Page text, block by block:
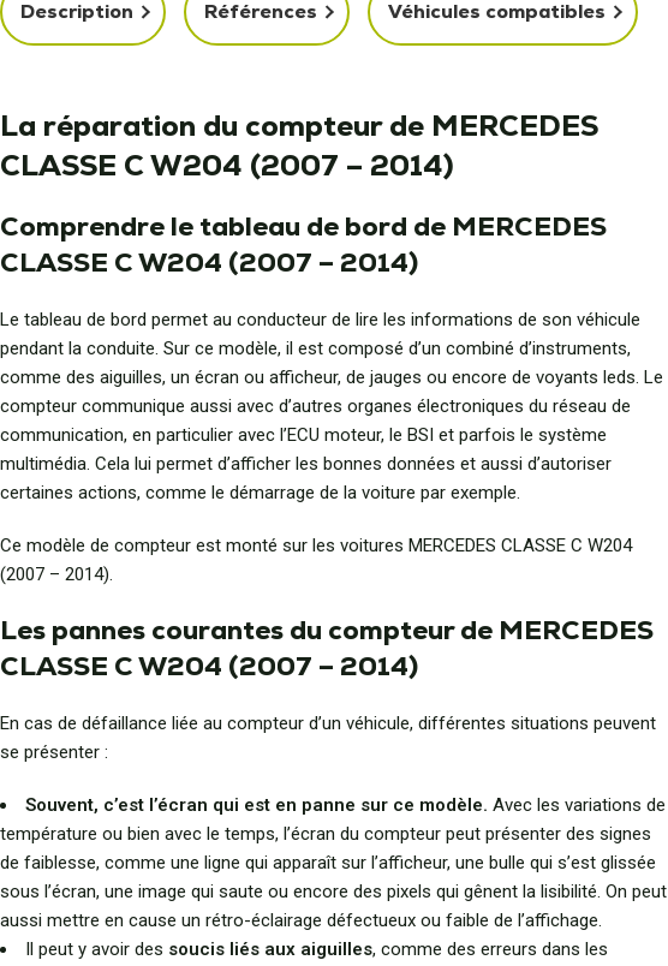
Description Références Véhicules compatibles
La réparation du compteur de MERCEDES
CLASSE C W204 (2007 – 2014)
Comprendre le tableau de bord de MERCEDES
CLASSE C W204 (2007 – 2014)
Le tableau de bord permet au conducteur de lire les informations de son véhicule
pendant la conduite. Sur ce modèle, il est composé d’un combiné d’instruments,
comme des aiguilles, un écran ou afficheur, de jauges ou encore de voyants leds. Le
compteur communique aussi avec d’autres organes électroniques du réseau de
communication, en particulier avec l’ECU moteur, le BSI et parfois le système
multimédia. Cela lui permet d’afficher les bonnes données et aussi d’autoriser
certaines actions, comme le démarrage de la voiture par exemple.
Ce modèle de compteur est monté sur les voitures MERCEDES CLASSE C W204
(2007 – 2014).
Les pannes courantes du compteur de MERCEDES
CLASSE C W204 (2007 – 2014)
En cas de défaillance liée au compteur d’un véhicule, différentes situations peuvent
se présenter :
Souvent, c’est l’écran qui est en panne sur ce modèle. Avec les variations de
température ou bien avec le temps, l’écran du compteur peut présenter des signes
de faiblesse, comme une ligne qui apparaît sur l’afficheur, une bulle qui s’est glissée
sous l’écran, une image qui saute ou encore des pixels qui gênent la lisibilité. On peut
aussi mettre en cause un rétro-éclairage défectueux ou faible de l’affichage.
Il peut y avoir des soucis liés aux aiguilles, comme des erreurs dans les